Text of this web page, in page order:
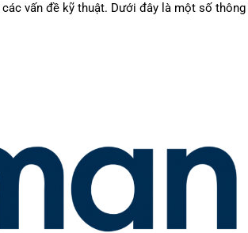
vấn đề kỹ thuật. Dưới đây là một số